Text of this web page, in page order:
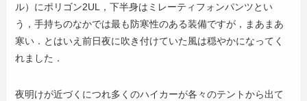
ル）にポリゴン2UL，下半身はミレーティフォンパンツとい
う，手持ちのなかでは最も防寒性のある装備ですが，まあまあ
寒い．とはいえ前日夜に吹き付けていた風は穏やかになってく
れました．
夜明けが近づくにつれ多くのハイカーが各々のテントから出て